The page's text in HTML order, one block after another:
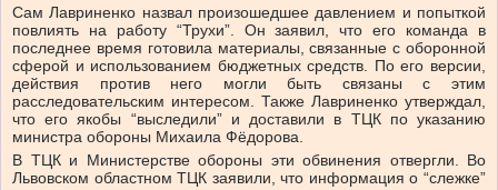
Сам Лавриненко назвал произошедшее давлением и попыткой
повлиять на работу “Трухи”. Он заявил, что его команда в
последнее время готовила материалы, связанные с оборонной
сферой и использованием бюджетных средств. По его версии,
действия против него могли быть связаны с этим
расследовательским интересом. Также Лавриненко утверждал,
что его якобы “выследили” и доставили в ТЦК по указанию
министра обороны Михаила Фёдорова.
В ТЦК и Министерстве обороны эти обвинения отвергли. Во
Львовском областном ТЦК заявили, что информация о “слежке”